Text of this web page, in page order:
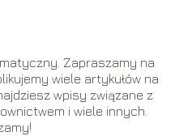
Zapraszamy na
wiele artykułów na
wpisy związane z
i wiele innych.